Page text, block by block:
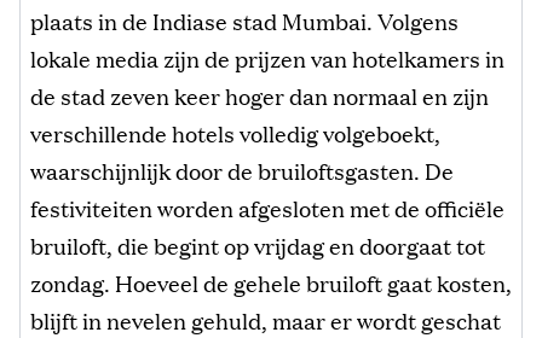
plaats in de Indiase stad Mumbai. Volgens
lokale media zijn de prijzen van hotelkamers in
de stad zeven keer hoger dan normaal en zijn
verschillende hotels volledig volgeboekt,
waarschijnlijk door de bruiloftsgasten. De
festiviteiten worden afgesloten met de officiële
bruiloft, die begint op vrijdag en doorgaat tot
zondag. Hoeveel de gehele bruiloft gaat kosten,
blijft in nevelen gehuld, maar er wordt geschat